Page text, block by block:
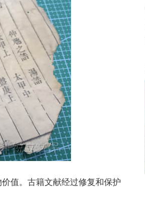
值。古籍文献经过修复和保护